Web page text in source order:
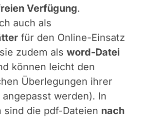
Verfügung.
auch als
für den Online-Einsatz
zudem als word-Datei
können leicht den
Überlegungen ihrer
werden). In
sind die pdf-Dateien nach